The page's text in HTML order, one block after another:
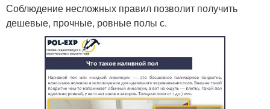
Соблюдение несложных правил позволит получить
дешевые, прочные, ровные полы с.